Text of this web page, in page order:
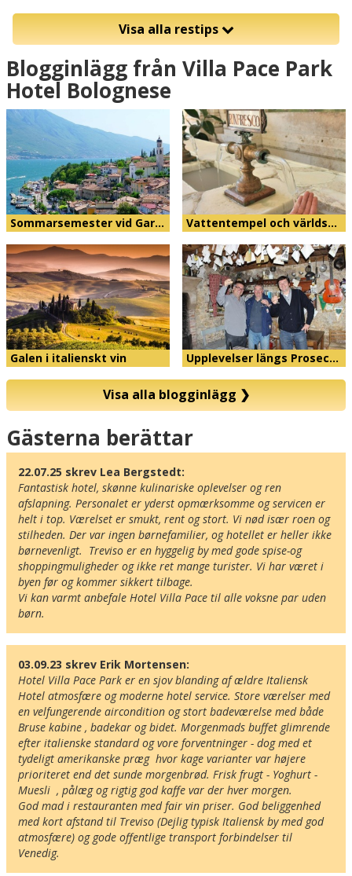
Visa alla restips
Blogginlägg från Villa Pace Park
Hotel Bolognese
Sommarsemester vid Gar… Vattentempel och världs…
Galen i italienskt vin Upplevelser längs Prosec…
Visa alla blogginlägg❯
Karta
Gästerna berättar
22.07.25 skrev Lea Bergstedt:
Fantastisk hotel, skønne kulinariske oplevelser og ren
afslapning. Personalet er yderst opmærksomme og servicen er
helt i top. Værelset er smukt, rent og stort. Vi nød især roen og
stilheden. Der var ingen børnefamilier, og hotellet er heller ikke
børnevenligt.  Treviso er en hyggelig by med gode spise-og
shoppingmuligheder og ikke ret mange turister. Vi har været i
byen før og kommer sikkert tilbage.
Vi kan varmt anbefale Hotel Villa Pace til alle voksne par uden
børn.
03.09.23 skrev Erik Mortensen:
Hotel Villa Pace Park er en sjov blanding af ældre Italiensk
Hotel atmosfære og moderne hotel service. Store værelser med
en velfungerende aircondition og stort badeværelse med både
Bruse kabine , badekar og bidet. Morgenmads buffet glimrende
efter italienske standard og vore forventninger - dog med et
tydeligt amerikanske præg  hvor kage varianter var højere
prioriteret end det sunde morgenbrød. Frisk frugt - Yoghurt -
Muesli  , pålæg og rigtig god kaffe var der hver morgen.
God mad i restauranten med fair vin priser. God beliggenhed
med kort afstand til Treviso (Dejlig typisk Italiensk by med god
atmosfære) og gode offentlige transport forbindelser til
Venedig.